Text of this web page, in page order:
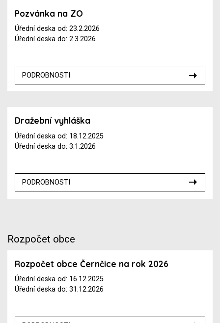
Pozvánka na ZO
Úřední deska od: 23.2.2026
Úřední deska do: 2.3.2026
PODROBNOSTI
Dražební vyhláška
Úřední deska od: 18.12.2025
Úřední deska do: 3.1.2026
PODROBNOSTI
Rozpočet obce
Rozpočet obce Černčice na rok 2026
Úřední deska od: 16.12.2025
Úřední deska do: 31.12.2026